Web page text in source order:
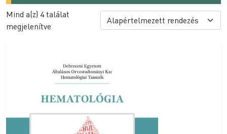
Mind a(z) 4 találat
megjelenítve